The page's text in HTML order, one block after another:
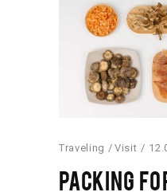
Traveling Visit
PACKING